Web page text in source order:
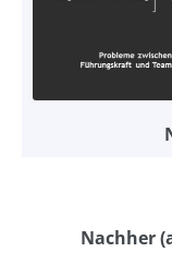
Nachher